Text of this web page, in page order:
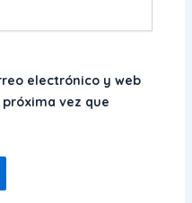
electrónico y web
vez que